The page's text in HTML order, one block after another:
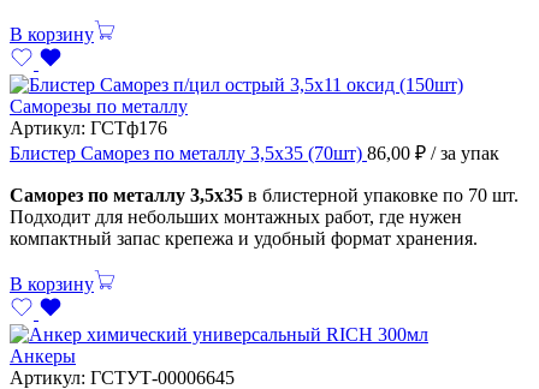
В корзину
Саморезы по металлу
Артикул: ГСТф176
Блистер Саморез по металлу 3,5х35 (70шт) 86,00 ₽ / за упак
Саморез по металлу 3,5х35 в блистерной упаковке по 70 шт.
Подходит для небольших монтажных работ, где нужен
компактный запас крепежа и удобный формат хранения.
В корзину
Анкеры
Артикул: ГСТУТ-00006645